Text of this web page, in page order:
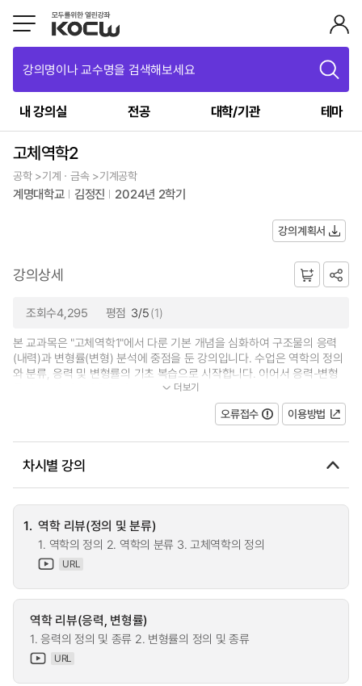
강의명이나 교수명을 검색해보세요
내 강의실 전공 대학/기관 테마
고체역학2
공학 >기계ㆍ금속 >기계공학
계명대학교 김정진 2024년 2학기
강의계획서
강의상세
조회수4,295 평점 3/5(1)
본 교과목은 "고체역학1"에서 다룬 기본 개념을 심화하여 구조물의 응력
(내력)과 변형률(변형) 분석에 중점을 둔 강의입니다. 수업은 역학의 정의
와 분류, 응력 및 변형률의 기초 복습으로 시작합니다. 이어서 응력-변형
률-온도 간 상호작용을 다루며, 재료...더보기
오류접수 이용방법
차시별 강의
1. 역학 리뷰(정의 및 분류)
1. 역학의 정의 2. 역학의 분류 3. 고체역학의 정의
URL
역학 리뷰(응력, 변형률)
1. 응력의 정의 및 종류 2. 변형률의 정의 및 종류
URL